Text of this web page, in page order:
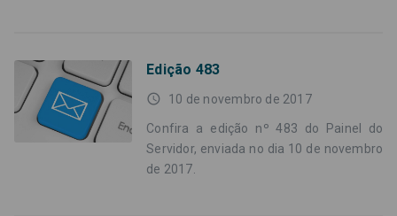
Edição 483
access_time 10 de novembro de 2017
Confira a edição nº 483 do Painel do
Servidor, enviada no dia 10 de novembro
de 2017.